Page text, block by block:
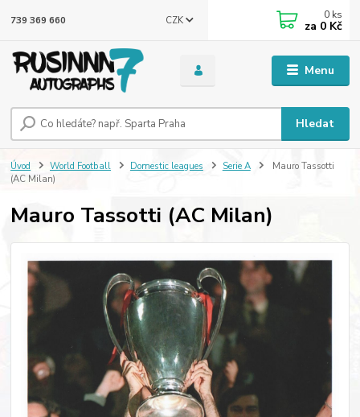
Menu
CZK
Hledat
739 369 660 0 ks
za 0 Kč
Úvod World Football Domestic leagues Serie A
Mauro Tassotti
(AC Milan)
Mauro Tassotti (AC Milan)